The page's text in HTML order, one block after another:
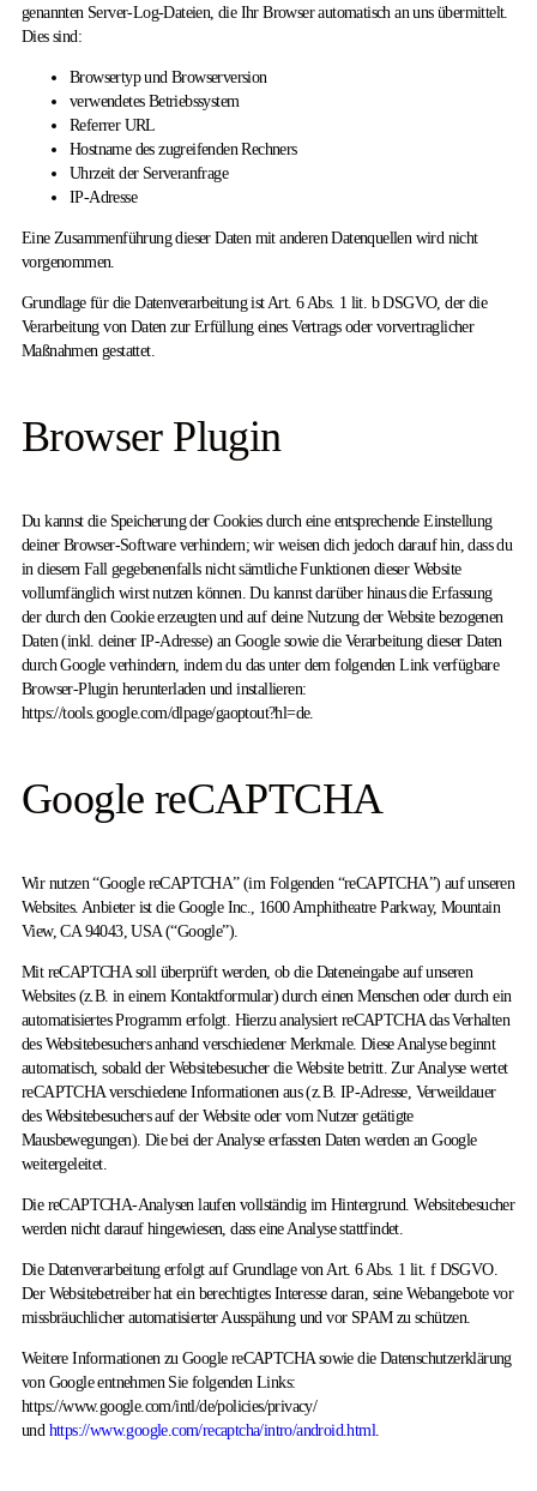
genannten Server-Log-Dateien, die Ihr Browser automatisch an uns übermittelt.
Dies sind:
Browsertyp und Browserversion
verwendetes Betriebssystem
Referrer URL
Hostname des zugreifenden Rechners
Uhrzeit der Serveranfrage
IP-Adresse
Eine Zusammenführung dieser Daten mit anderen Datenquellen wird nicht
vorgenommen.
Grundlage für die Datenverarbeitung ist Art. 6 Abs. 1 lit. b DSGVO, der die
Verarbeitung von Daten zur Erfüllung eines Vertrags oder vorvertraglicher
Maßnahmen gestattet.
Browser Plugin
Du kannst die Speicherung der Cookies durch eine entsprechende Einstellung
deiner Browser-Software verhindern; wir weisen dich jedoch darauf hin, dass du
in diesem Fall gegebenenfalls nicht sämtliche Funktionen dieser Website
vollumfänglich wirst nutzen können. Du kannst darüber hinaus die Erfassung
der durch den Cookie erzeugten und auf deine Nutzung der Website bezogenen
Daten (inkl. deiner IP-Adresse) an Google sowie die Verarbeitung dieser Daten
durch Google verhindern, indem du das unter dem folgenden Link verfügbare
Browser-Plugin herunterladen und installieren:
https://tools.google.com/dlpage/gaoptout?hl=de.
Google reCAPTCHA
Wir nutzen “Google reCAPTCHA” (im Folgenden “reCAPTCHA”) auf unseren
Websites. Anbieter ist die Google Inc., 1600 Amphitheatre Parkway, Mountain
View, CA 94043, USA (“Google”).
Mit reCAPTCHA soll überprüft werden, ob die Dateneingabe auf unseren
Websites (z.B. in einem Kontaktformular) durch einen Menschen oder durch ein
automatisiertes Programm erfolgt. Hierzu analysiert reCAPTCHA das Verhalten
des Websitebesuchers anhand verschiedener Merkmale. Diese Analyse beginnt
automatisch, sobald der Websitebesucher die Website betritt. Zur Analyse wertet
reCAPTCHA verschiedene Informationen aus (z.B. IP-Adresse, Verweildauer
des Websitebesuchers auf der Website oder vom Nutzer getätigte
Mausbewegungen). Die bei der Analyse erfassten Daten werden an Google
weitergeleitet.
Die reCAPTCHA-Analysen laufen vollständig im Hintergrund. Websitebesucher
werden nicht darauf hingewiesen, dass eine Analyse stattfindet.
Die Datenverarbeitung erfolgt auf Grundlage von Art. 6 Abs. 1 lit. f DSGVO.
Der Websitebetreiber hat ein berechtigtes Interesse daran, seine Webangebote vor
missbräuchlicher automatisierter Ausspähung und vor SPAM zu schützen.
Weitere Informationen zu Google reCAPTCHA sowie die Datenschutzerklärung
von Google entnehmen Sie folgenden Links:
https://www.google.com/intl/de/policies/privacy/
und https://www.google.com/recaptcha/intro/android.html.